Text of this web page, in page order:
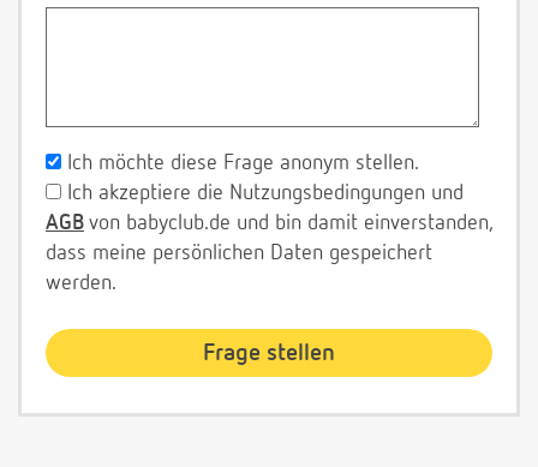
Ich möchte diese Frage anonym stellen.
Ich akzeptiere die Nutzungsbedingungen und
AGB von babyclub.de und bin damit einverstanden,
dass meine persönlichen Daten gespeichert
werden.